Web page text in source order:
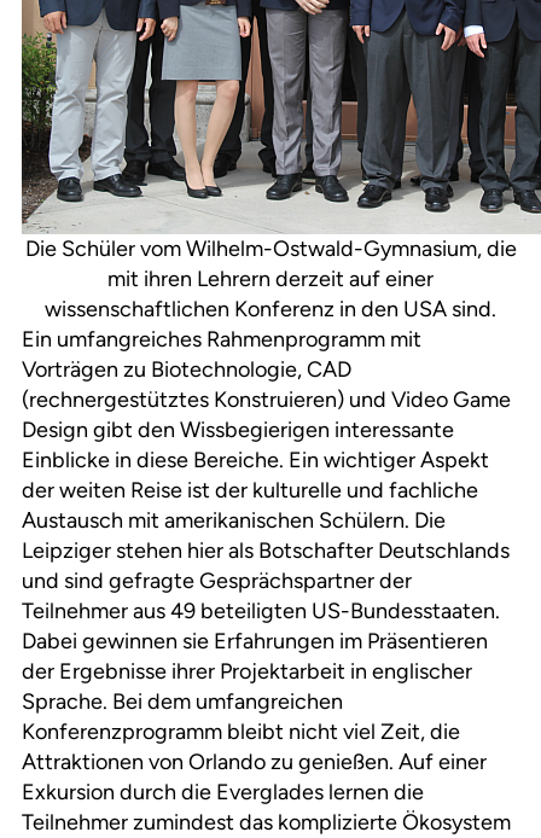
Die Schüler vom Wilhelm-Ostwald-Gymnasium, die
mit ihren Lehrern derzeit auf einer
wissenschaftlichen Konferenz in den USA sind.
Ein umfangreiches Rahmenprogramm mit
Vorträgen zu Biotechnologie, CAD
(rechnergestütztes Konstruieren) und Video Game
Design gibt den Wissbegierigen interessante
Einblicke in diese Bereiche. Ein wichtiger Aspekt
der weiten Reise ist der kulturelle und fachliche
Austausch mit amerikanischen Schülern. Die
Leipziger stehen hier als Botschafter Deutschlands
und sind gefragte Gesprächspartner der
Teilnehmer aus 49 beteiligten US-Bundesstaaten.
Dabei gewinnen sie Erfahrungen im Präsentieren
der Ergebnisse ihrer Projektarbeit in englischer
Sprache. Bei dem umfangreichen
Konferenzprogramm bleibt nicht viel Zeit, die
Attraktionen von Orlando zu genießen. Auf einer
Exkursion durch die Everglades lernen die
Teilnehmer zumindest das komplizierte Ökosystem